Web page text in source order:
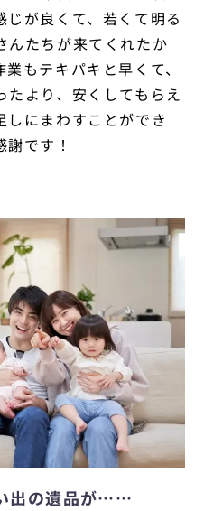
が良くて、若くて明る
んたちが来てくれたか
もテキパキと早くて、
より、安くしてもらえ
しにまわすことができ
です！
出の遺品が……